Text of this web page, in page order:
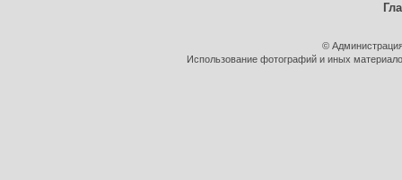
©
Использование фотографий и иных